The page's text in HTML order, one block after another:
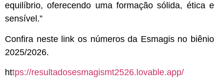
equilíbrio, oferecendo uma formação sólida, ética e
sensível.”
Confira neste link os números da Esmagis no biênio
2025/2026.
https://resultadosesmagismt2526.lovable.app/